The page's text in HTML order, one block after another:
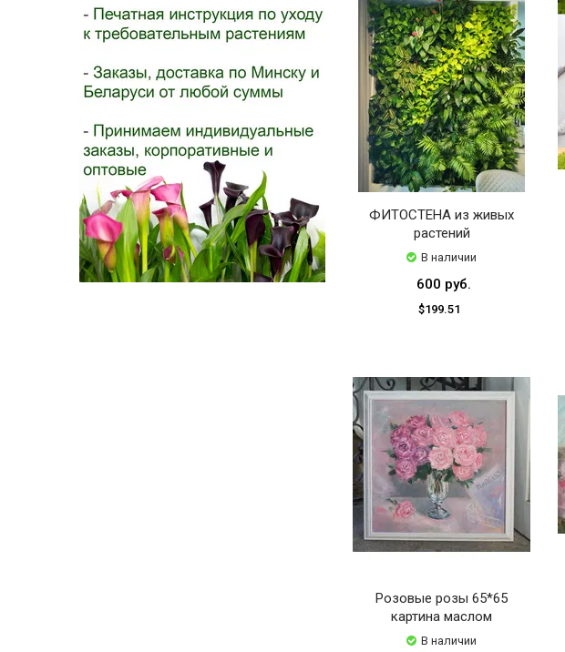
ФИТОСТЕНА из живых
растений
В наличии
600 руб.
$199.51
Розовые розы 65*65
картина маслом
В наличии